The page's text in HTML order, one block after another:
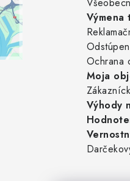
Výmena
Ochrana
Moja
Výhody